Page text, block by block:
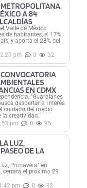
A 84
Valle de México
de habitantes, el 17%
y aporta el 28% del
2:29 pm 0 32
EN CDMX
"Guardianes
despertar el interés
cuidado del medio
la creatividad.
pm 0 95
LUZ,
DE LA
Primavera" en
cerrará el próximo 29
pm 0 82